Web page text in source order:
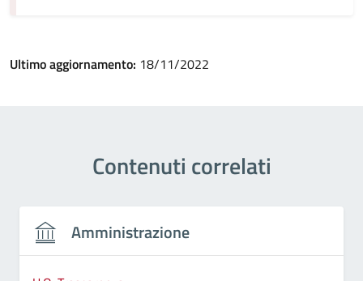
Ultimo aggiornamento: 18/11/2022
Contenuti correlati
Amministrazione